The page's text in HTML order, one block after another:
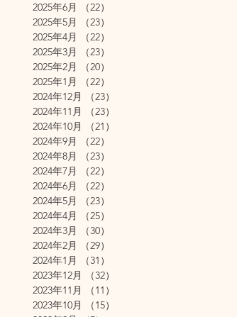
2025年6月
（22）
2025年5月
（23）
2025年4月
（22）
2025年3月
（23）
2025年2月
（20）
2025年1月
（22）
2024年12月
（23）
2024年11月
（23）
2024年10月
（21）
2024年9月
（22）
2024年8月
（23）
2024年7月
（22）
2024年6月
（22）
2024年5月
（23）
2024年4月
（25）
2024年3月
（30）
2024年2月
（29）
2024年1月
（31）
2023年12月
（32）
2023年11月
（11）
2023年10月
（15）